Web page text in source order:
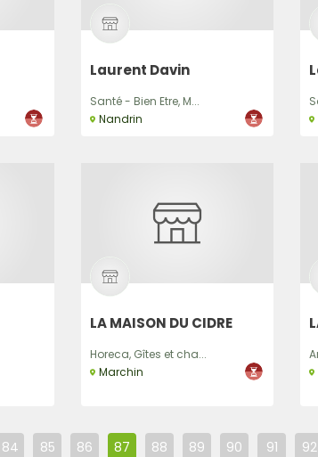
Laurent Davin
Santé - Bien Etre, M...
Nandrin
LA MAISON DU CIDRE
Horeca, Gîtes et cha...
Marchin
84 85 86 87 88 89 90 91 92